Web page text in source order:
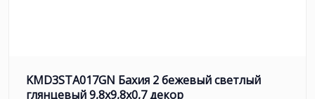
KMD3STA017GN Бахия 2 бежевый светлый
глянцевый 9,8x9,8x0,7 декор